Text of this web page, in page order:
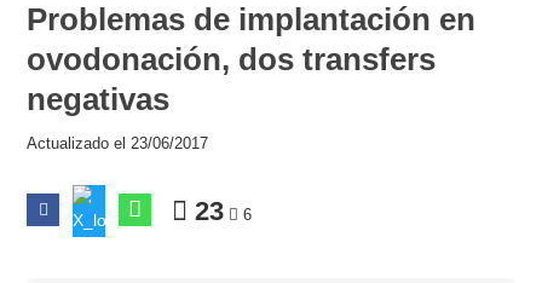
Problemas de implantación en
ovodonación, dos transfers
negativas
Actualizado el 23/06/2017
23 6